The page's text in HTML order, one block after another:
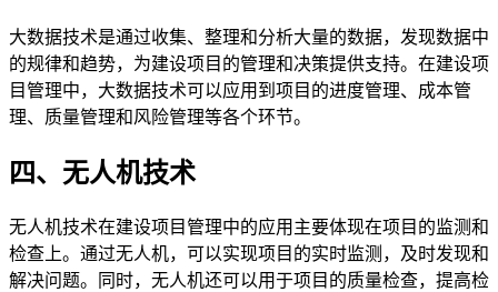
大数据技术是通过收集、整理和分析大量的数据，发现数据中
的规律和趋势，为建设项目的管理和决策提供支持。在建设项
目管理中，大数据技术可以应用到项目的进度管理、成本管
理、质量管理和风险管理等各个环节。
四、无人机技术
无人机技术在建设项目管理中的应用主要体现在项目的监测和
检查上。通过无人机，可以实现项目的实时监测，及时发现和
解决问题。同时，无人机还可以用于项目的质量检查，提高检